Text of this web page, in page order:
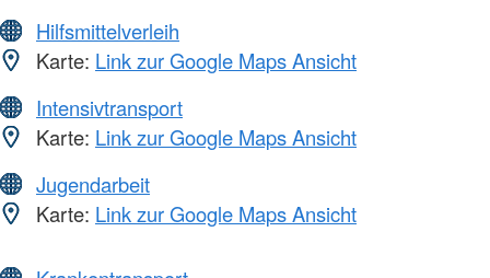
Hilfsmittelverleih
Karte: Link zur Google Maps Ansicht
Intensivtransport
Karte: Link zur Google Maps Ansicht
Jugendarbeit
Karte: Link zur Google Maps Ansicht